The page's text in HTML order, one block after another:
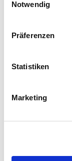
Cookies, wenn
Notwendig
Präferenzen
Statistiken
Marketing